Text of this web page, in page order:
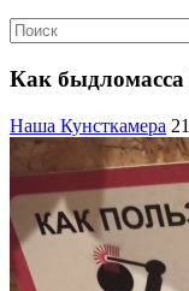
Как
Наша Кунсткамера